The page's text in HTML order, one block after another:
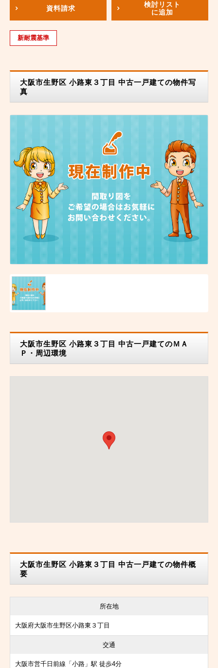
資料請求
検討リスト
に追加
新耐震基準
大阪市生野区 小路東３丁目 中古一戸建ての物件写
真
大阪市生野区 小路東３丁目 中古一戸建てのＭＡ
Ｐ・周辺環境
大阪市生野区 小路東３丁目 中古一戸建ての物件概
要
所在地
大阪府大阪市生野区小路東３丁目
交通
大阪市営千日前線「小路」駅 徒歩4分